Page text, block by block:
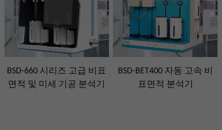
BSD-660 시리즈 고급 비표
면적 및 미세 기공 분석기
BSD-BET400 자동 고속 비
표면적 분석기